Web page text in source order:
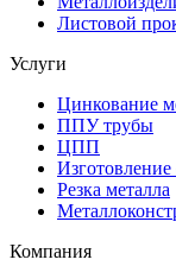
Листовой
Услуги
Цинкование
ППУ трубы
ЦПП
Резка металла
Компания